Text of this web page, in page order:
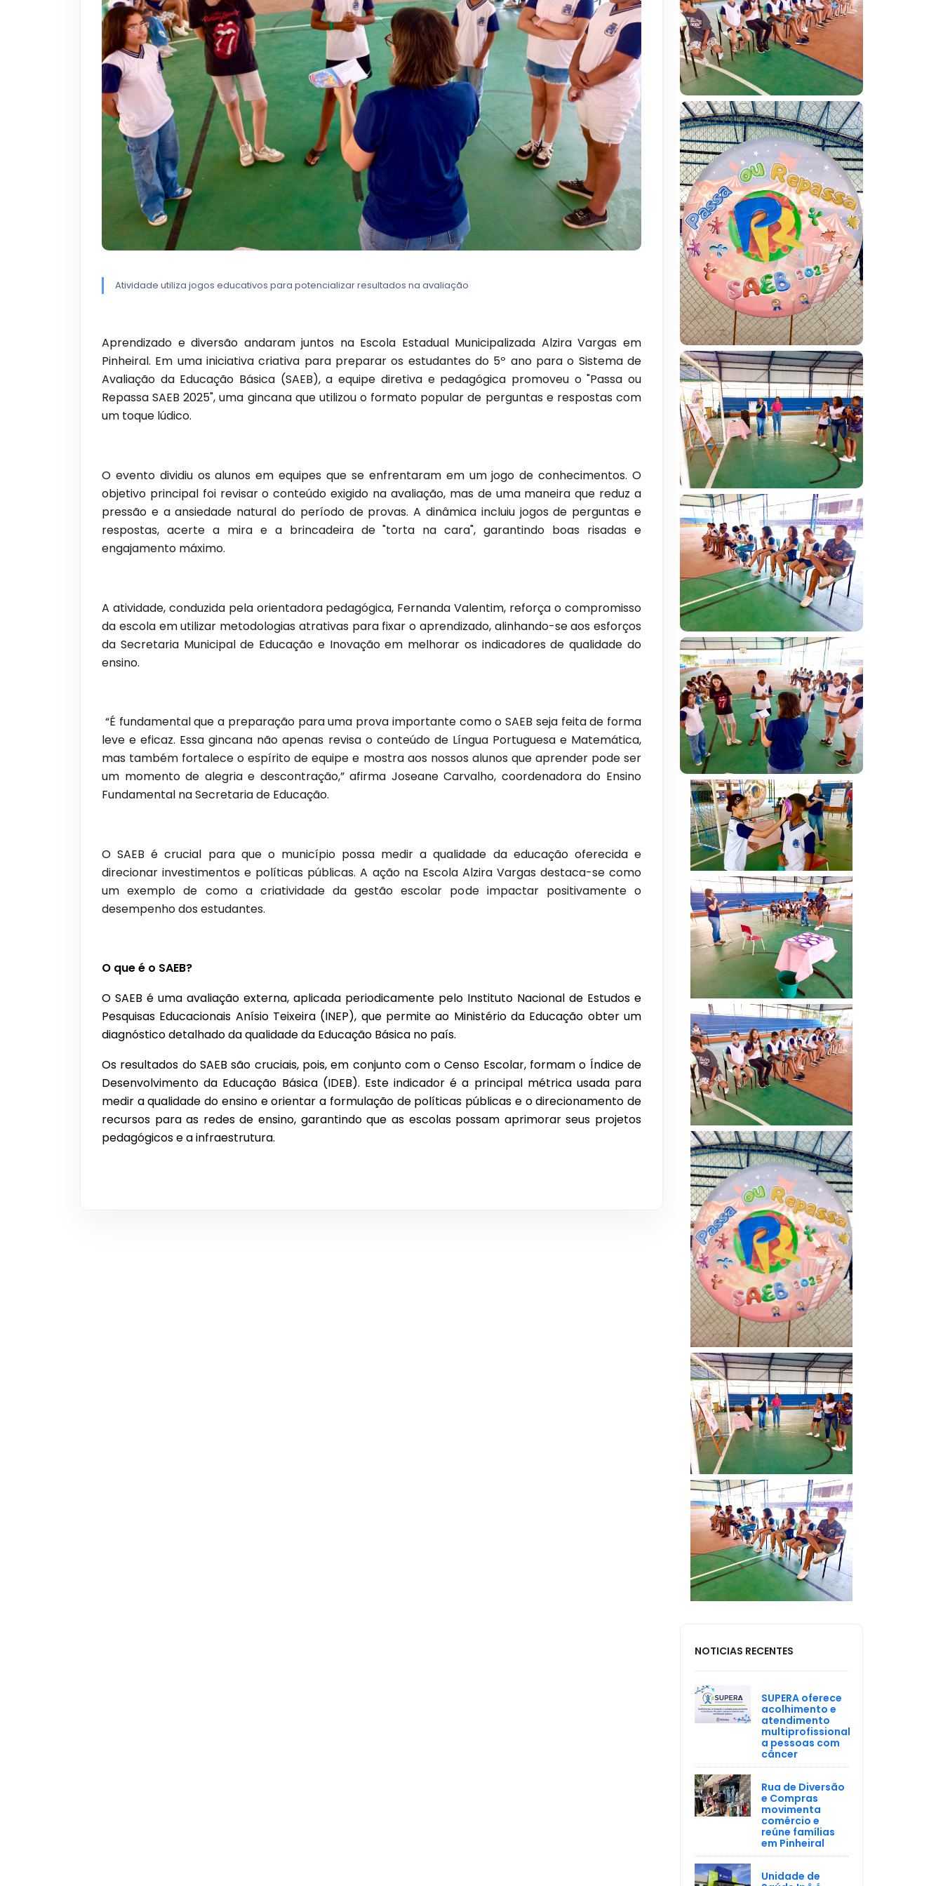
Atividade utiliza jogos educativos para potencializar resultados na avaliação
Aprendizado e diversão andaram juntos na Escola Estadual Municipalizada Alzira Vargas em
Pinheiral. Em uma iniciativa criativa para preparar os estudantes do 5º ano para o Sistema de
Avaliação da Educação Básica (SAEB), a equipe diretiva e pedagógica promoveu o "Passa ou
Repassa SAEB 2025", uma gincana que utilizou o formato popular de perguntas e respostas com
um toque lúdico.
O evento dividiu os alunos em equipes que se enfrentaram em um jogo de conhecimentos. O
objetivo principal foi revisar o conteúdo exigido na avaliação, mas de uma maneira que reduz a
pressão e a ansiedade natural do período de provas. A dinâmica incluiu jogos de perguntas e
respostas, acerte a mira e a brincadeira de "torta na cara", garantindo boas risadas e
engajamento máximo.
A atividade, conduzida pela orientadora pedagógica, Fernanda Valentim, reforça o compromisso
da escola em utilizar metodologias atrativas para fixar o aprendizado, alinhando-se aos esforços
da Secretaria Municipal de Educação e Inovação em melhorar os indicadores de qualidade do
ensino.
“É fundamental que a preparação para uma prova importante como o SAEB seja feita de forma
leve e eficaz. Essa gincana não apenas revisa o conteúdo de Língua Portuguesa e Matemática,
mas também fortalece o espírito de equipe e mostra aos nossos alunos que aprender pode ser
um momento de alegria e descontração,”afirma Joseane Carvalho, coordenadora do Ensino
Fundamental na Secretaria de Educação.
O SAEB é crucial para que o município possa medir a qualidade da educação oferecida e
direcionar investimentos e políticas públicas. A ação na Escola Alzira Vargas destaca-se como
um exemplo de como a criatividade da gestão escolar pode impactar positivamente o
desempenho dos estudantes.
O que é o SAEB?
O SAEB é uma avaliação externa, aplicada periodicamente pelo Instituto Nacional de Estudos e
Pesquisas Educacionais Anísio Teixeira (INEP), que permite ao Ministério da Educação obter um
diagnóstico detalhado da qualidade da Educação Básica no país.
Os resultados do SAEB são cruciais, pois, em conjunto com o Censo Escolar, formam o Índice de
Desenvolvimento da Educação Básica (IDEB). Este indicador é a principal métrica usada para
medir a qualidade do ensino e orientar a formulação de políticas públicas e o direcionamento de
recursos para as redes de ensino, garantindo que as escolas possam aprimorar seus projetos
pedagógicos e a infraestrutura.
NOTICIAS RECENTES
SUPERA oferece
acolhimento e
atendimento
multiprofissional
a pessoas com
câncer
Rua de Diversão
e Compras
movimenta
comércio e
reúne famílias
em Pinheiral
Unidade de